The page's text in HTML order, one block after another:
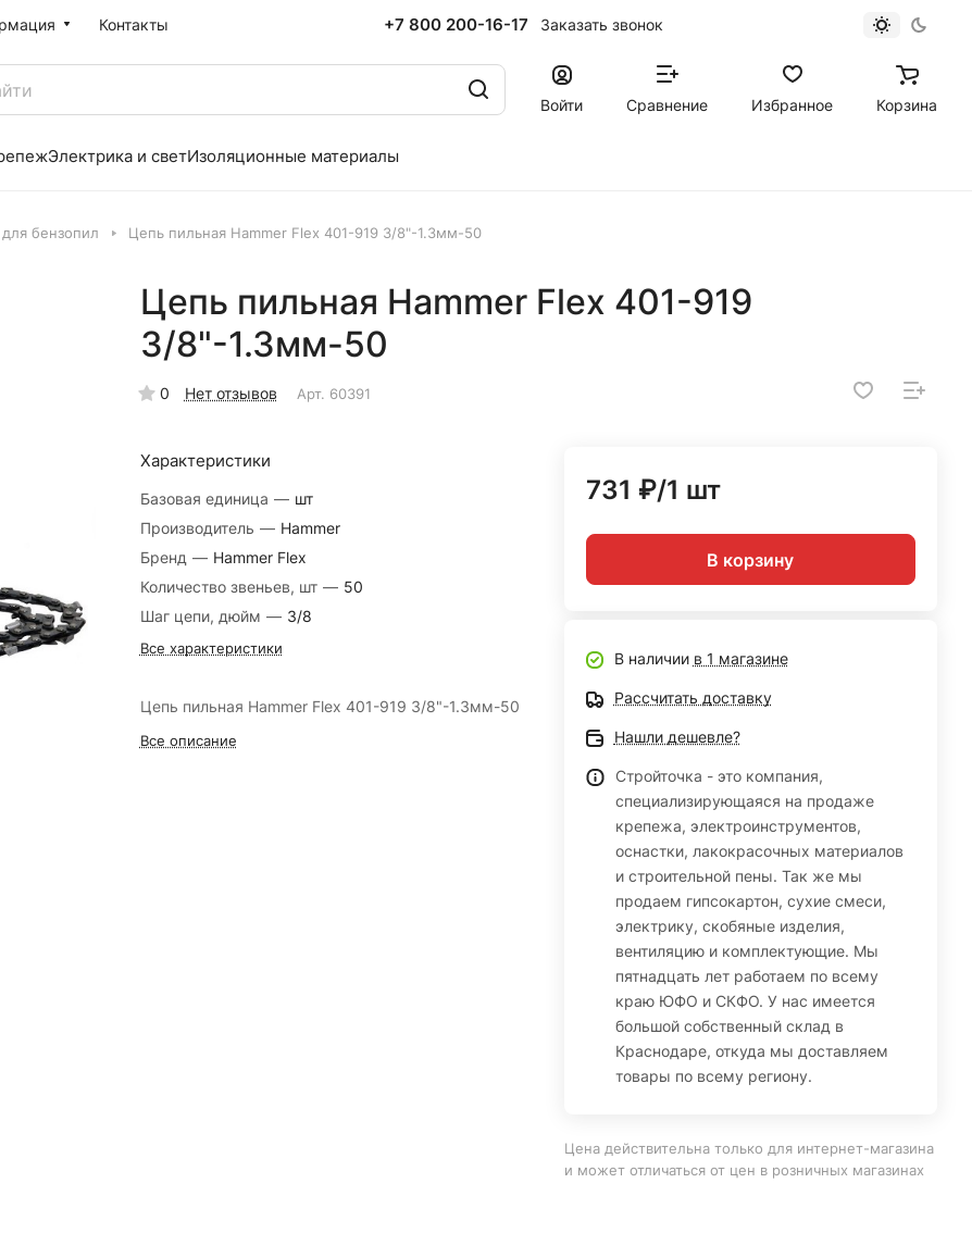
Контакты +7 800 200-16-17 Заказать звонок
Войти Сравнение Избранное Корзина
Электрика и светИзоляционные материалы
бензопил Цепь пильная Hammer Flex 401-919 3/8"-1.3мм-50
Цепь пильная Hammer Flex 401-919
3/8"-1.3мм-50
0 Нет отзывов Арт. 60391
Характеристики
Базовая единица — шт
Производитель — Hammer
Бренд — Hammer Flex
Количество звеньев, шт — 50
Шаг цепи, дюйм — 3/8
Все характеристики
Цепь пильная Hammer Flex 401-919 3/8"-1.3мм-50
Все описание
731 ₽/1 шт
В корзину
В наличии в 1 магазине
Рассчитать доставку
Нашли дешевле?
Стройточка - это компания,
специализирующаяся на продаже
крепежа, электроинструментов,
оснастки, лакокрасочных материалов
и строительной пены. Так же мы
продаем гипсокартон, сухие смеси,
электрику, скобяные изделия,
вентиляцию и комплектующие. Мы
пятнадцать лет работаем по всему
краю ЮФО и СКФО. У нас имеется
большой собственный склад в
Краснодаре, откуда мы доставляем
товары по всему региону.
Цена действительна только для интернет-магазина
и может отличаться от цен в розничных магазинах